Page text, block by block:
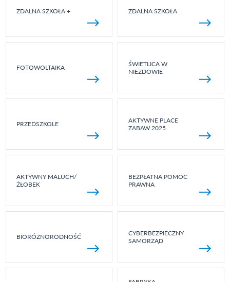
ZDALNA SZKOŁA + ZDALNA SZKOŁA
FOTOWOLTAIKA
ŚWIETLICA W
NIEZDOWIE
PRZEDSZKOLE
AKTYWNE PLACE
ZABAW 2025
AKTYWNY MALUCH/
ŻŁOBEK
BEZPŁATNA POMOC
PRAWNA
BIORÓŻNORODNOŚĆ
CYBERBEZPIECZNY
SAMORZĄD